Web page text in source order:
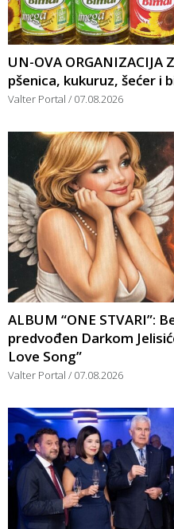
UN-OVA ORGANIZACIJA
pšenica, kukuruz, šećer i
Valter Portal 07.08.2026
ALBUM “ONE STVARI”:
predvođen Darkom
Love Song”
Valter Portal 07.08.2026